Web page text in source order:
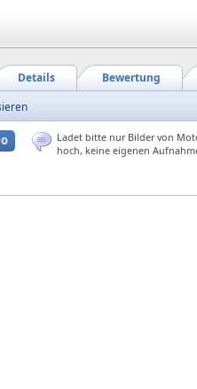
Bewertung
Details
Ladet bitte nur Bilder von
hoch, keine eigenen